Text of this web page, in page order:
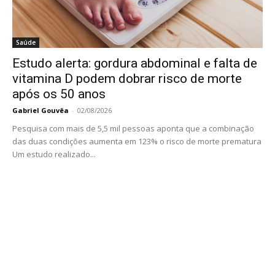
Saúde
Estudo alerta: gordura abdominal e falta de
vitamina D podem dobrar risco de morte
após os 50 anos
Gabriel Gouvêa - 02/08/2026
Pesquisa com mais de 5,5 mil pessoas aponta que a combinação
das duas condições aumenta em 123% o risco de morte prematura
Um estudo realizado...